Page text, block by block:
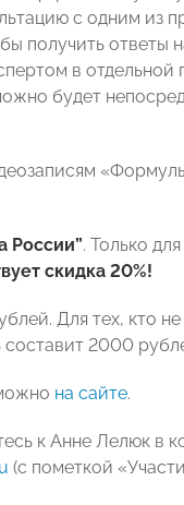
с одним из
получить ответы
в
будет
России”. Только
скидка 20%!
Для тех, кто
составит 2000
на сайте.
к Анне Лелюк в
(с пометкой